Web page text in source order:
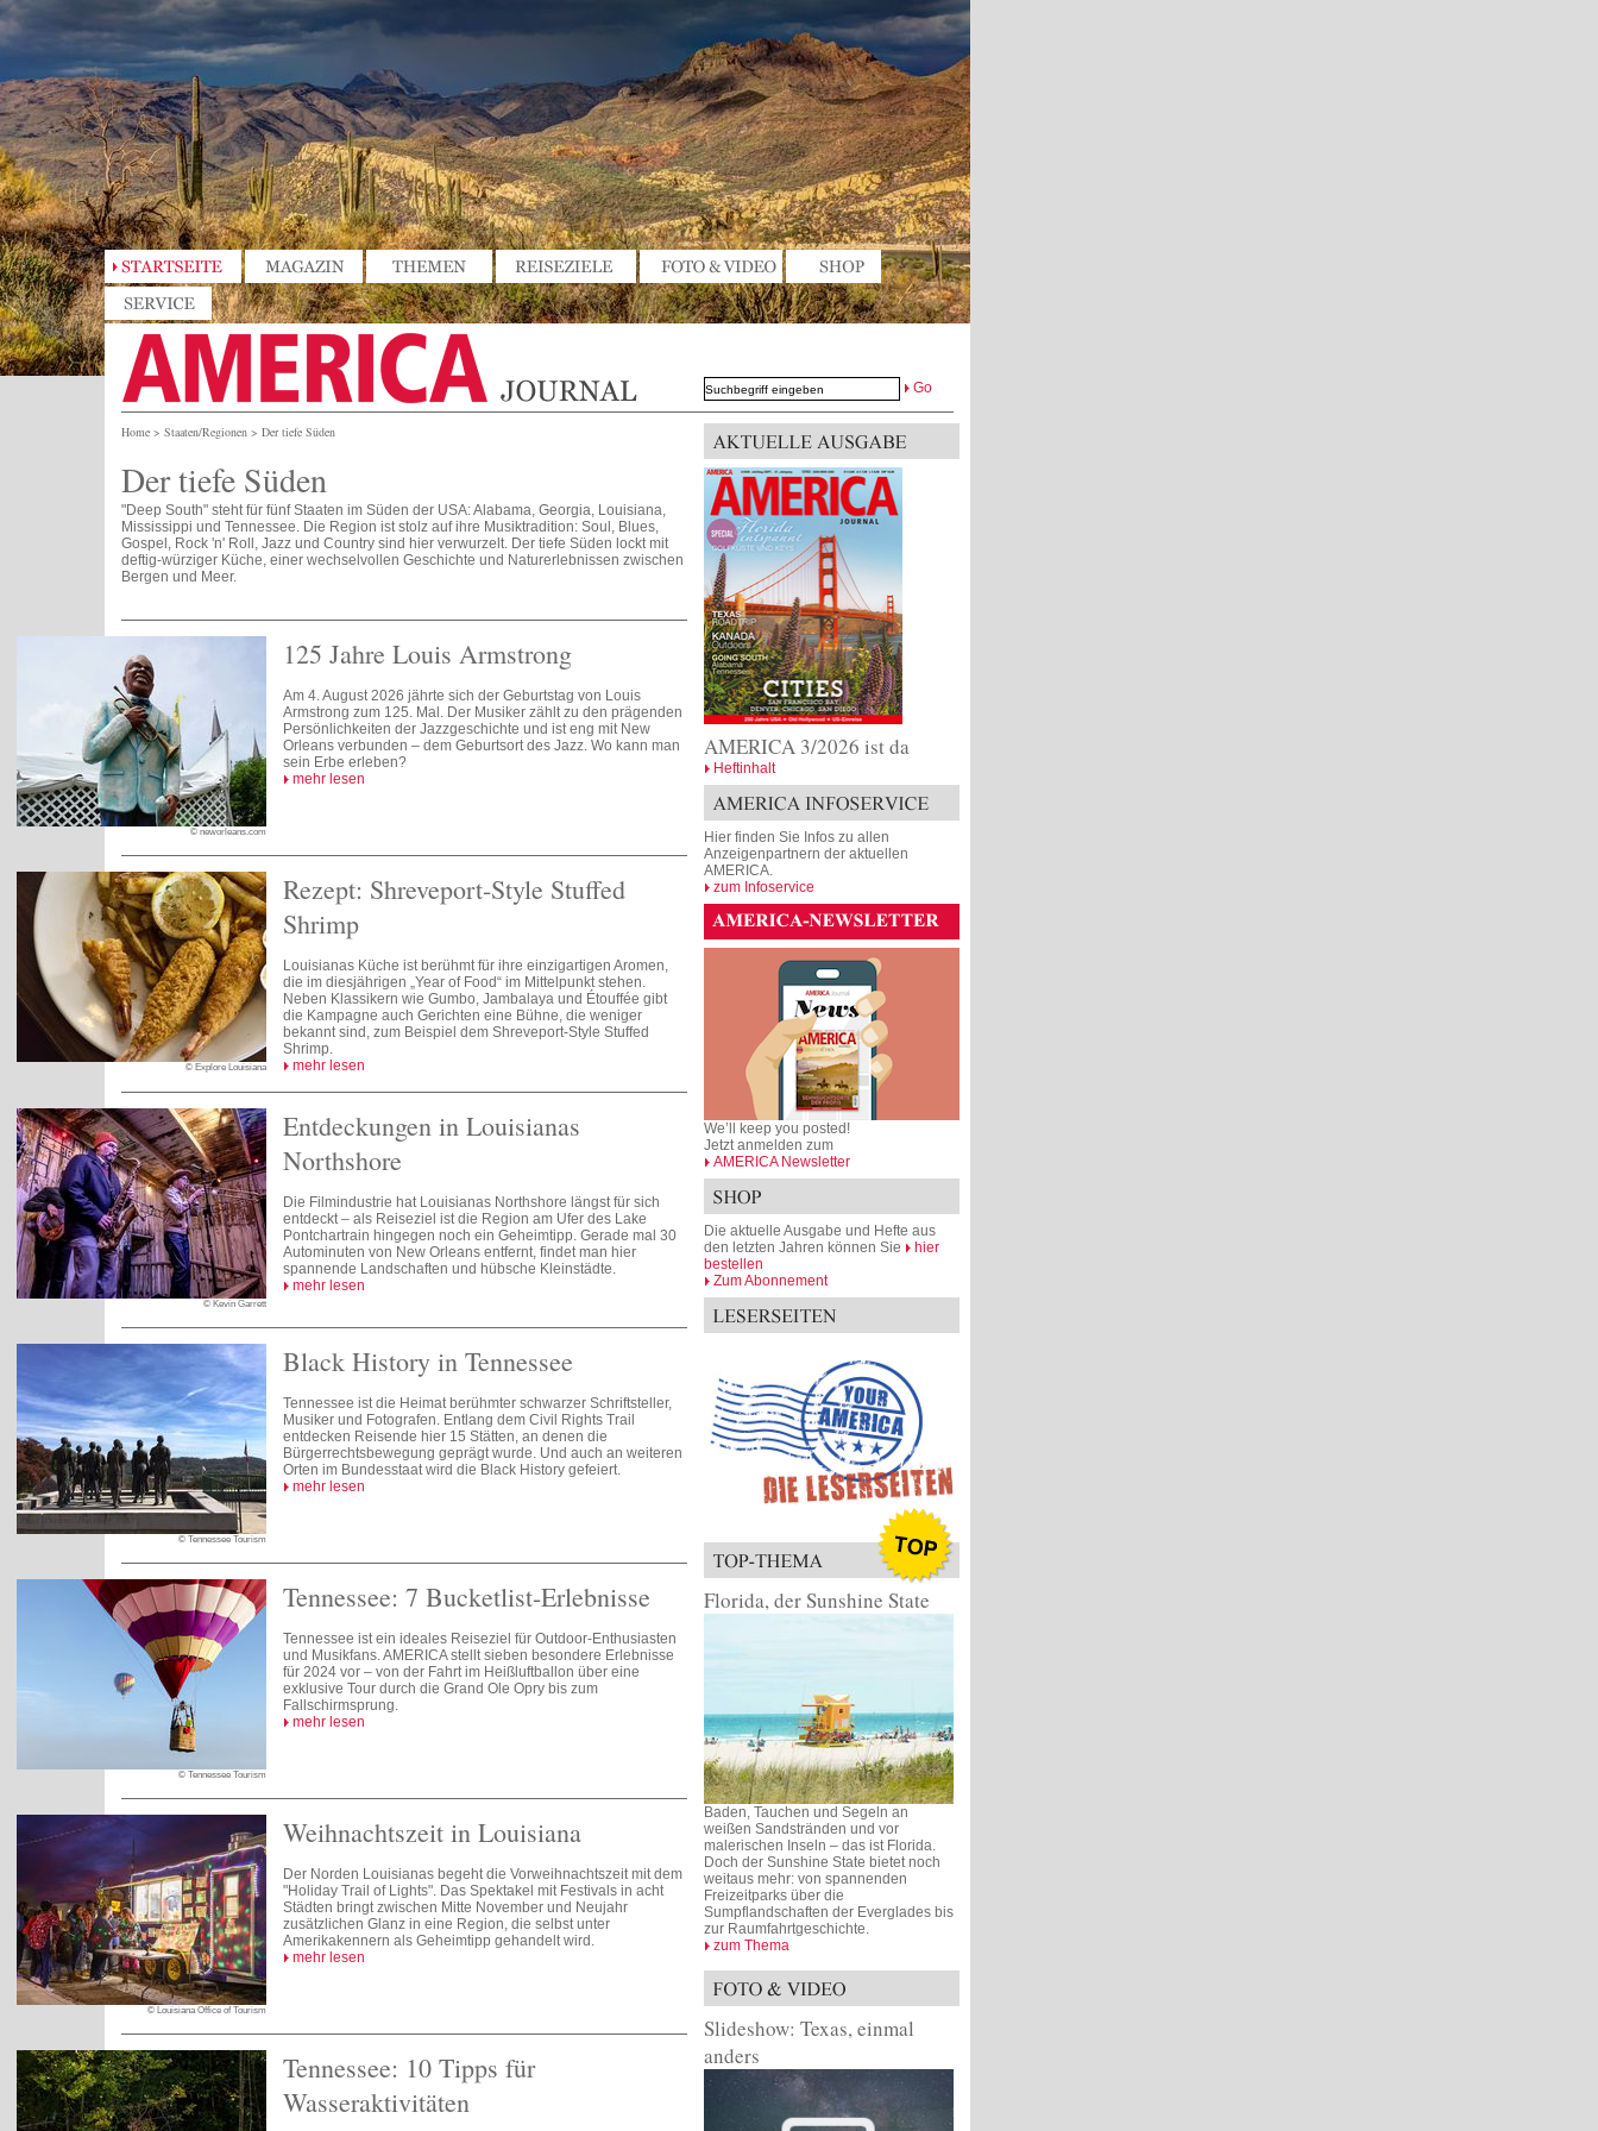
Go
Home > Staaten/Regionen > Der tiefe Süden
Der tiefe Süden
"Deep South" steht für fünf Staaten im Süden der USA: Alabama, Georgia, Louisiana,
Mississippi und Tennessee. Die Region ist stolz auf ihre Musiktradition: Soul, Blues,
Gospel, Rock 'n' Roll, Jazz und Country sind hier verwurzelt. Der tiefe Süden lockt mit
deftig-würziger Küche, einer wechselvollen Geschichte und Naturerlebnissen zwischen
Bergen und Meer.
© neworleans.com
125 Jahre Louis Armstrong
Am 4. August 2026 jährte sich der Geburtstag von Louis
Armstrong zum 125. Mal. Der Musiker zählt zu den prägenden
Persönlichkeiten der Jazzgeschichte und ist eng mit New
Orleans verbunden – dem Geburtsort des Jazz. Wo kann man
sein Erbe erleben?
mehr lesen
© Explore Louisiana
Rezept: Shreveport-Style Stuffed
Shrimp
Louisianas Küche ist berühmt für ihre einzigartigen Aromen,
die im diesjährigen „Year of Food“ im Mittelpunkt stehen.
Neben Klassikern wie Gumbo, Jambalaya und Étouffée gibt
die Kampagne auch Gerichten eine Bühne, die weniger
bekannt sind, zum Beispiel dem Shreveport-Style Stuffed
Shrimp.
mehr lesen
© Kevin Garrett
Entdeckungen in Louisianas
Northshore
Die Filmindustrie hat Louisianas Northshore längst für sich
entdeckt – als Reiseziel ist die Region am Ufer des Lake
Pontchartrain hingegen noch ein Geheimtipp. Gerade mal 30
Autominuten von New Orleans entfernt, findet man hier
spannende Landschaften und hübsche Kleinstädte.
mehr lesen
© Tennessee Tourism
Black History in Tennessee
Tennessee ist die Heimat berühmter schwarzer Schriftsteller,
Musiker und Fotografen. Entlang dem Civil Rights Trail
entdecken Reisende hier 15 Stätten, an denen die
Bürgerrechtsbewegung geprägt wurde. Und auch an weiteren
Orten im Bundesstaat wird die Black History gefeiert.
mehr lesen
© Tennessee Tourism
Tennessee: 7 Bucketlist-Erlebnisse
Tennessee ist ein ideales Reiseziel für Outdoor-Enthusiasten
und Musikfans. AMERICA stellt sieben besondere Erlebnisse
für 2024 vor – von der Fahrt im Heißluftballon über eine
exklusive Tour durch die Grand Ole Opry bis zum
Fallschirmsprung.
mehr lesen
© Louisiana Office of Tourism
Weihnachtszeit in Louisiana
Der Norden Louisianas begeht die Vorweihnachtszeit mit dem
"Holiday Trail of Lights". Das Spektakel mit Festivals in acht
Städten bringt zwischen Mitte November und Neujahr
zusätzlichen Glanz in eine Region, die selbst unter
Amerikakennern als Geheimtipp gehandelt wird.
mehr lesen
Tennessee: 10 Tipps für
Wasseraktivitäten
AMERICA 3/2026 ist da
Heftinhalt
Hier finden Sie Infos zu allen
Anzeigenpartnern der aktuellen
AMERICA.
zum Infoservice
We’ll keep you posted!
Jetzt anmelden zum
AMERICA Newsletter
Die aktuelle Ausgabe und Hefte aus
den letzten Jahren können Sie
hier
bestellen
Zum Abonnement
Florida, der Sunshine State
Baden, Tauchen und Segeln an
weißen Sandstränden und vor
malerischen Inseln – das ist Florida.
Doch der Sunshine State bietet noch
weitaus mehr: von spannenden
Freizeitparks über die
Sumpflandschaften der Everglades bis
zur Raumfahrtgeschichte.
zum Thema
Slideshow: Texas, einmal
anders